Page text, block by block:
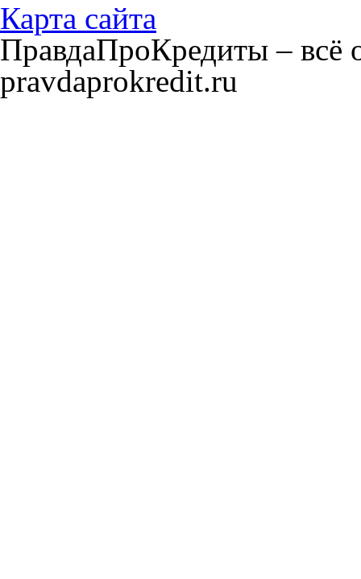
Карта сайта
ПравдаПроКредиты – всё
pravdaprokredit.ru